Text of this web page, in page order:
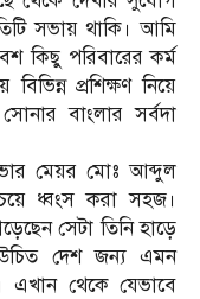
সভায় থাকি। আমি
কিছু পরিবারের কর্ম
প্রশিক্ষণ নিয়ে
বাংলার সর্বদা
মেয়র মোঃ আব্দুল
ধ্বংস করা সহজ।
সেটা তিনি হাড়ে
দেশ জন্য এমন
এখান থেকে যেভাবে